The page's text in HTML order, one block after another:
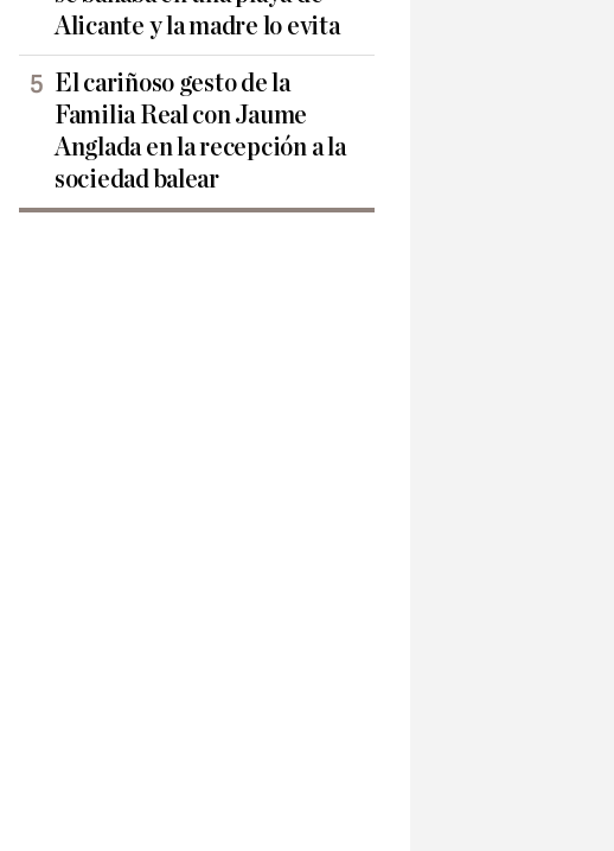
Alicante y la madre lo evita
El cariñoso gesto de la
Familia Real con Jaume
Anglada en la recepción a la
sociedad balear